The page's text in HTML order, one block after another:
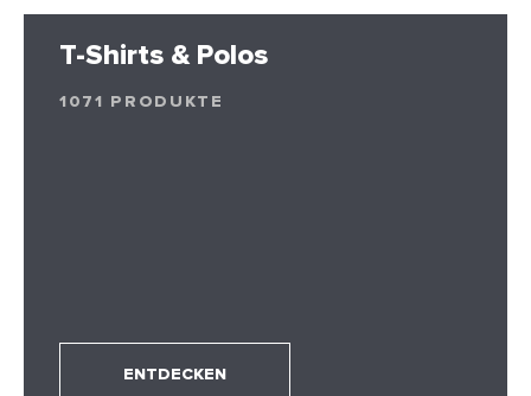
T-Shirts & Polos
1071 PRODUKTE
ENTDECKEN